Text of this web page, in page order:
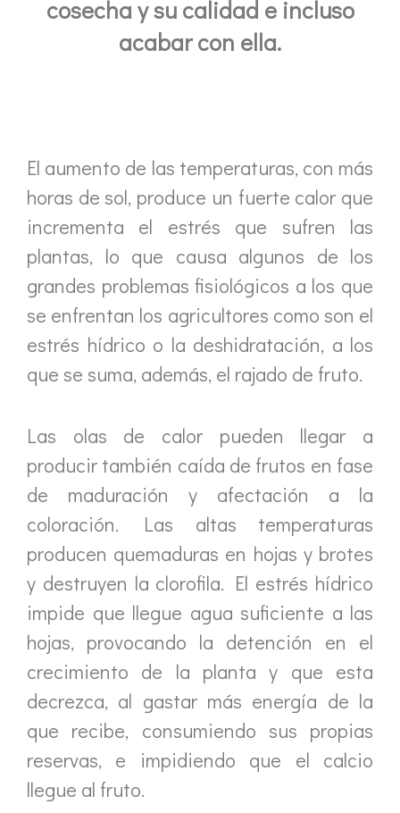
cosecha y su calidad e incluso
acabar con ella.
El aumento de las temperaturas, con más
horas de sol, produce un fuerte calor que
incrementa el estrés que sufren las
plantas, lo que causa algunos de los
grandes problemas fisiológicos a los que
se enfrentan los agricultores como son el
estrés hídrico o la deshidratación, a los
que se suma, además, el rajado de fruto.
Las olas de calor pueden llegar a
producir también caída de frutos en fase
de maduración y afectación a la
coloración. Las altas temperaturas
producen quemaduras en hojas y brotes
y destruyen la clorofila. El estrés hídrico
impide que llegue agua suficiente a las
hojas, provocando la detención en el
crecimiento de la planta y que esta
decrezca, al gastar más energía de la
que recibe, consumiendo sus propias
reservas, e impidiendo que el calcio
llegue al fruto.